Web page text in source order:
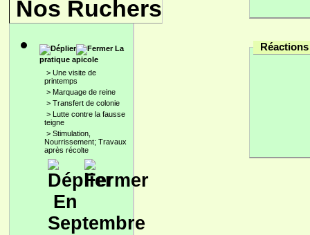
Nos Ruchers
La
pratique apicole
> Une visite de
printemps
> Marquage de reine
> Transfert de colonie
> Lutte contre la fausse
teigne
> Stimulation,
Nourrissement; Travaux
après récolte
En
Septembre